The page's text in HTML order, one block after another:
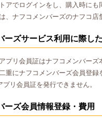
アでログインをし、購入時にも
、ナフコメンバーズのナフコ
ーズサービス利用に際し
プリ会員証はナフコメンバー
重にナフコメンバーズ会員登録
リ会員証を発行できません。
ーズ会員情報登録・費用